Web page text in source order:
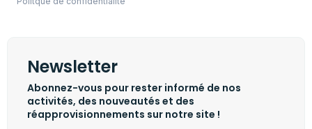
Newsletter
Abonnez-vous pour rester informé de nos
activités, des nouveautés et des
réapprovisionnements sur notre site !